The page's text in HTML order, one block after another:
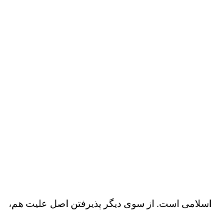
اسلامی است. از سوی دیگر پذیرفتن اصل علیت هم،